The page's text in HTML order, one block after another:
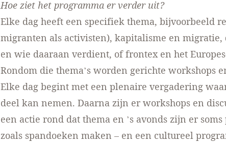
Hoe ziet het programma er verder uit?
Elke dag heeft een specifiek thema, bijvoorbeeld
migranten als activisten), kapitalisme en
en wie daaraan verdient, of frontex en het
Rondom die thema’s worden gerichte workshops
Elke dag begint met een plenaire vergadering
deel kan nemen. Daarna zijn er workshops en
een actie rond dat thema en ’s avonds zijn er
zoals spandoeken maken – en een cultureel